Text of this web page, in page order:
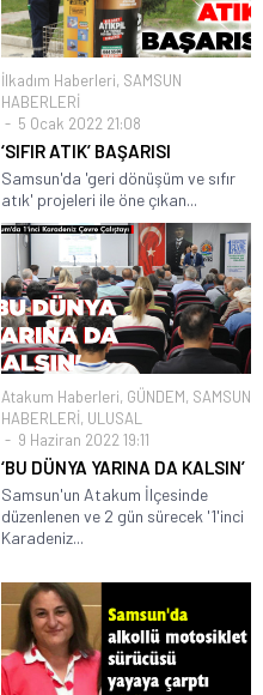
İlkadım Haberleri, SAMSUN
HABERLERİ
5 Ocak 2022 21:08
‘SIFIR ATIK’ BAŞARISI
Samsun'da 'geri dönüşüm ve sıfır
atık' projeleri ile öne çıkan...
Atakum Haberleri, GÜNDEM, SAMSUN
HABERLERİ, ULUSAL
9 Haziran 2022 19:11
‘BU DÜNYA YARINA DA KALSIN’
Samsun'un Atakum İlçesinde
düzenlenen ve 2 gün sürecek '1'inci
Karadeniz...